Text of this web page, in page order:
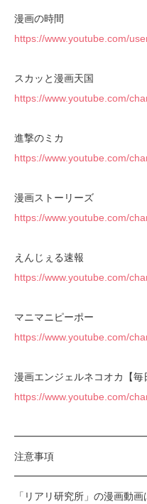
漫画の時間
https://www.youtube.com/
スカッと漫画天国
https://www.youtube.com/
進撃のミカ
https://www.youtube.com/
漫画ストーリーズ
https://www.youtube.com/
えんじぇる速報
https://www.youtube.com/
マニマニピーポー
https://www.youtube.com/
漫画エンジェルネコオカ【毎
https://www.youtube.com/
注意事項
「リアリ研究所」の漫画動